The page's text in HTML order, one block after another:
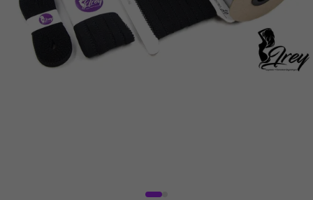
Лиловый
Розовый
Лаванда
Индиго